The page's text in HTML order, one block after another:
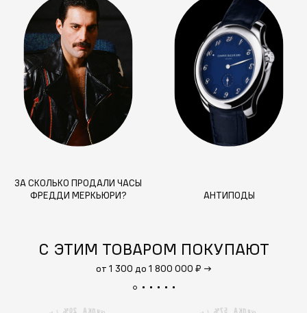
ЗА СКОЛЬКО ПРОДАЛИ ЧАСЫ
ФРЕДДИ МЕРКЬЮРИ?
АНТИПОДЫ
С ЭТИМ ТОВАРОМ ПОКУПАЮТ
от 1 300 до 1 800 000 ₽ →
К
А
2
0
% К
А
5
7
%